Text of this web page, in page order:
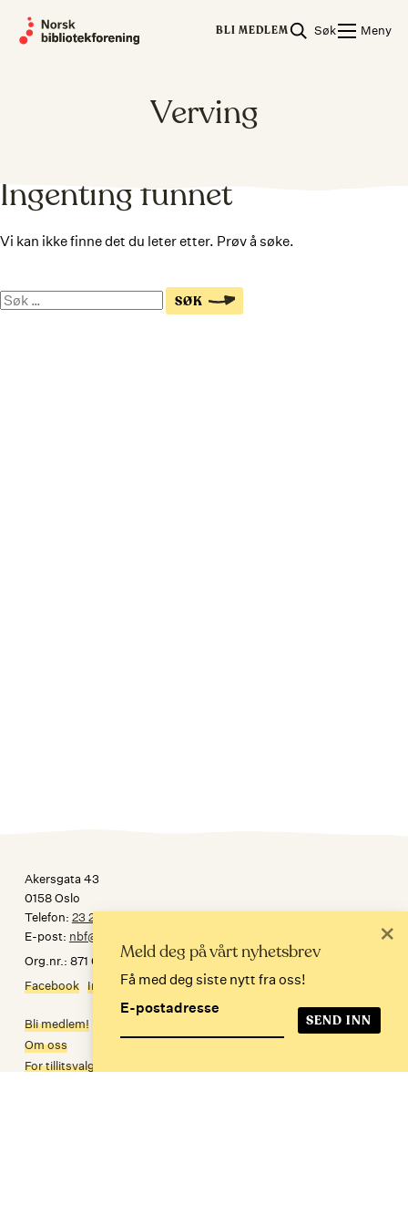
BLI MEDLEM Søk Meny
Verving
Ingenting funnet
Vi kan ikke finne det du leter etter. Prøv å søke.
Søk
SØK
Akersgata 43
0158 Oslo
Telefon: 23 24 34 30
E-post: nbf@norskbibliotekforening.no
Org.nr.: 871 032 092
Facebook Instagram
Bli medlem!
Om oss
For tillitsvalgte
Meld deg på vårt nyhetsbrev
Få med deg siste nytt fra oss!
E-postadresse
×